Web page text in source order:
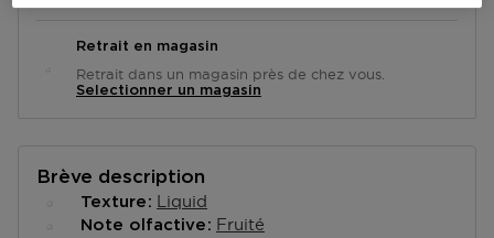
Retrait en magasin
Retrait dans un magasin près de chez vous.
Selectionner un magasin
Brève description
Texture Liquid
Note olfactive Fruité